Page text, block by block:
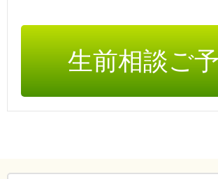
生前相談ご